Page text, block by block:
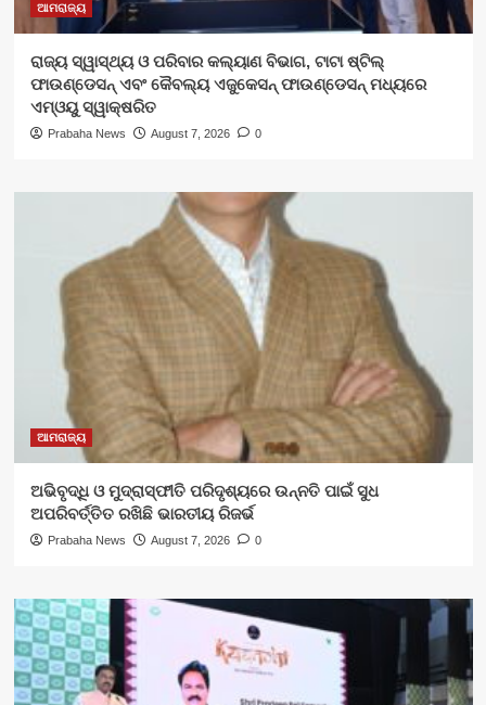
ଆମରାଜ୍ୟ
ରାଜ୍ୟ ସ୍ୱାସ୍ଥ୍ୟ ଓ ପରିବାର କଲ୍ୟାଣ ବିଭାଗ, ଟାଟା ଷ୍ଟିଲ୍
ଫାଉଣ୍ଡେସନ୍ ଏବଂ କୈବଲ୍ୟ ଏଜୁକେସନ୍ ଫାଉଣ୍ଡେସନ୍ ମଧ୍ୟରେ
ଏମ୍‌ଓୟୁ ସ୍ୱାକ୍ଷରିତ
Prabaha News August 7, 2026 0
ଆମରାଜ୍ୟ
ଅଭିବୃଦ୍ଧି ଓ ମୁଦ୍ରାସ୍ଫୀତି ପରିଦୃଶ୍ୟରେ ଉନ୍ନତି ପାଇଁ ସୁଧ
ଅପରିବର୍ତ୍ତିତ ରଖିଛି ଭାରତୀୟ ରିଜର୍ଭ
Prabaha News August 7, 2026 0